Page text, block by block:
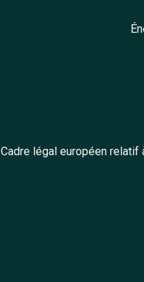
Cadre légal européen relatif